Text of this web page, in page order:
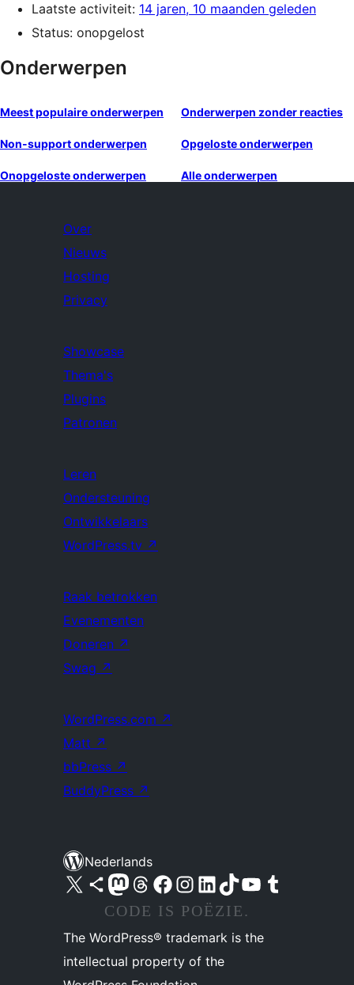
Laatste activiteit: 14 jaren, 10 maanden geleden
Status: onopgelost
Onderwerpen
Meest populaire onderwerpen Onderwerpen zonder reacties
Non-support onderwerpen Opgeloste onderwerpen
Onopgeloste onderwerpen Alle onderwerpen
Over
Nieuws
Hosting
Privacy
Showcase
Thema's
Plugins
Patronen
Leren
Ondersteuning
Ontwikkelaars
WordPress.tv ↗
Raak betrokken
Evenementen
Doneren ↗
Swag ↗
WordPress.com ↗
Matt ↗
bbPress ↗
BuddyPress ↗
Nederlands
Bezoek ons X (voorheen Twitter) account
Bezoek ons Bluesky account
Bezoek ons Mastodon account
Bezoek ons Threads account
Onze Facebook pagina bezoeken
Bezoek ons Instagram account
Bezoek ons LinkedIn account
Bezoek ons TikTok account
Bezoek ons YouTube kanaalBezoek ons Tumblr account
CODE IS POËZIE.
The WordPress® trademark is the
intellectual property of the